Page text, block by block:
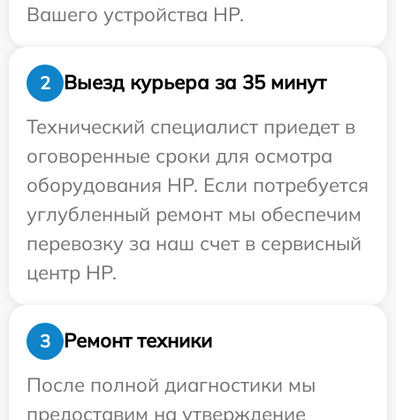
Вашего устройства HP.
2
Выезд курьера за 35 минут
Технический специалист приедет в
оговоренные сроки для осмотра
оборудования HP. Если потребуется
углубленный ремонт мы обеспечим
перевозку за наш счет в сервисный
центр HP.
3
Ремонт техники
После полной диагностики мы
предоставим на утверждение